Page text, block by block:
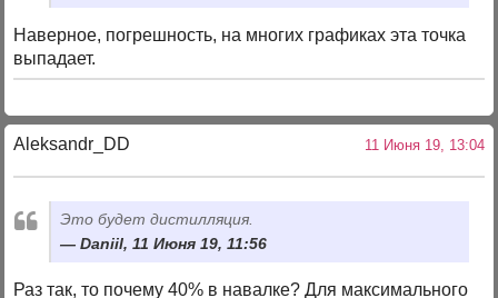
Наверное, погрешность, на многих графиках эта точка
выпадает.
Aleksandr_DD 11 Июня 19, 13:04
Это будет дистилляция.
Daniil, 11 Июня 19, 11:56
Раз так, то почему 40% в навалке? Для максимального